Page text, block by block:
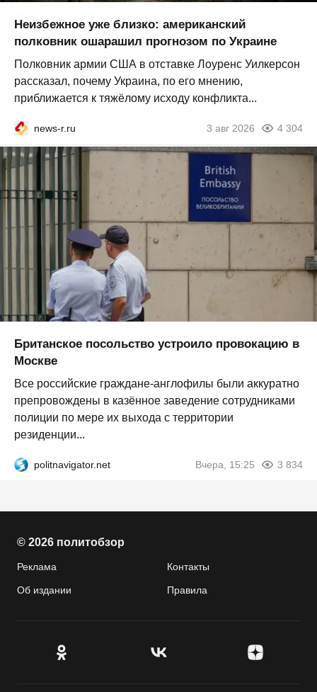
Неизбежное уже близко: американский
полковник ошарашил прогнозом по Украине
Полковник армии США в отставке Лоуренс Уилкерсон
рассказал, почему Украина, по его мнению,
приближается к тяжёлому исходу конфликта...
news-r.ru 3 авг 2026 4 304
Британское посольство устроило провокацию в
Москве
Все российские граждане-англофилы были аккуратно
препровождены в казённое заведение сотрудниками
полиции по мере их выхода с территории
резиденции...
politnavigator.net Вчера, 15:25 3 834
© 2026 политобзор
Реклама Контакты
Об издании Правила